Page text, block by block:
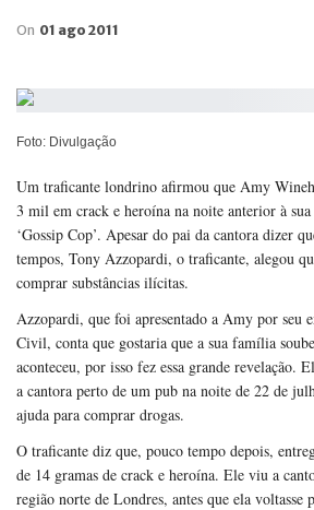
On 01 ago 2011
Foto: Divulgação
Um traficante londrino afirmou que Amy
3 mil em crack e heroína na noite anterior à
‘Gossip Cop’. Apesar do pai da cantora dizer
tempos, Tony Azzopardi, o traficante, alegou
comprar substâncias ilícitas.
Azzopardi, que foi apresentado a Amy por seu
Civil, conta que gostaria que a sua família
aconteceu, por isso fez essa grande revelação.
a cantora perto de um pub na noite de 22 de
ajuda para comprar drogas.
O traficante diz que, pouco tempo depois,
de 14 gramas de crack e heroína. Ele viu a
região norte de Londres, antes que ela voltasse